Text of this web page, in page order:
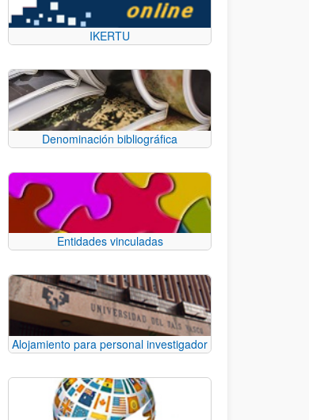
IKERTU
Denominación bibliográfica
Entidades vinculadas
Alojamiento para personal investigador